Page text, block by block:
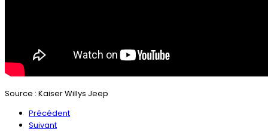
Source : Kaiser Willys Jeep
Précédent
Suivant